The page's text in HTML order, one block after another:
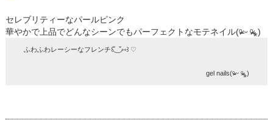
セレブリティーなパールピンク
華やかで上品でどんなシーンでもパーフェクトなモテネイル(ᵒ̴̶̷ ᵕ ᵒ̴̶̷⁎)
ふわふわレーシーなフレンチ꒰◟̆_◞̆⑅꒱ ♡
gel nails(ᵒ̴̶̷ ᵕ ᵒ̴̶̷⁎)